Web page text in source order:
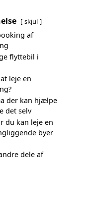
skjul
af
flyttebil i
leje en
der kan hjælpe
det selv
du kan leje en
byer
dele af